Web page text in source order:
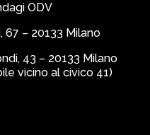
ODV
67 – 20133 Milano
43 – 20133 Milano
vicino al civico 41)